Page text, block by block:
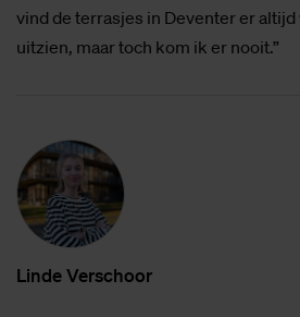
vind de terrasjes in Deventer er
uitzien, maar toch kom ik er nooit.”
Lin­de Ver­schoor